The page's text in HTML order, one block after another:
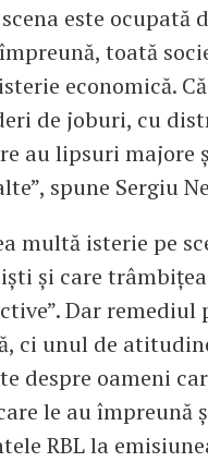
este ocupată
toată
economică.
de joburi, cu
au lipsuri majore
spune Sergiu
multă isterie pe
și care
Dar remediul
ci unul de
despre oameni
le au împreună
RBL la